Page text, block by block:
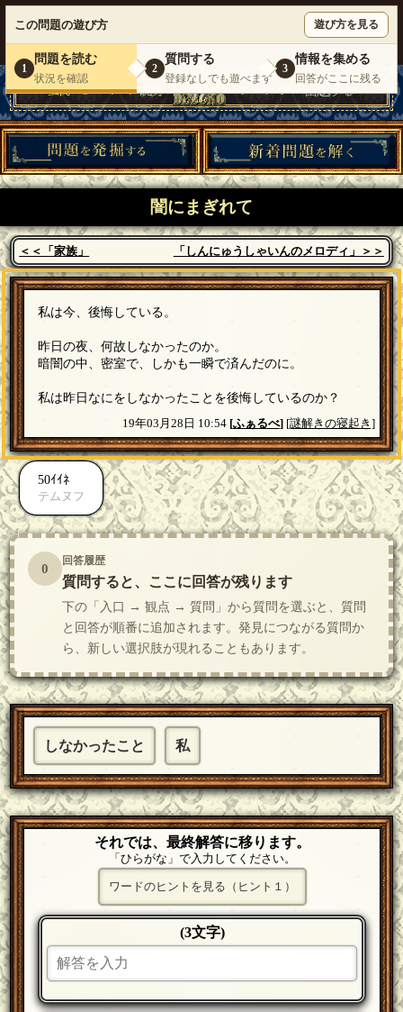
いらっしゃいませ。ゲスト |お問い合わせ
|
闇にまぎれて
＜＜「家族」 「しんにゅうしゃいんのメロディ」＞＞
この問題の遊び方 遊び方を見る
1
問題を読む
状況を確認
2
質問する
登録なしでも遊べます
3
情報を集める
回答がここに残る
私は今、後悔している。
昨日の夜、何故しなかったのか。
暗闇の中、密室で、しかも一瞬で済んだのに。
私は昨日なにをしなかったことを後悔しているのか？
19年03月28日 10:54 [ふぁるべ] [謎解きの寝起き]
50ｲｲﾈ
テムヌフ
0 回答履歴
質問すると、ここに回答が残ります
下の「入口 → 観点 → 質問」から質問を選ぶと、質問
と回答が順番に追加されます。発見につながる質問か
ら、新しい選択肢が現れることもあります。
しなかったこと 私
それでは、最終解答に移ります。
「ひらがな」で入力してください。
ワードのヒントを見る（ヒント１）
(3文字)